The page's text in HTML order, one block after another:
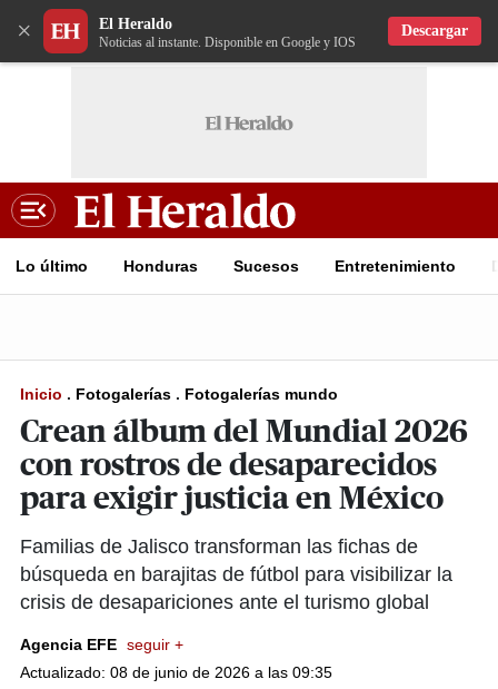
× El Heraldo
Noticias al instante. Disponible en Google y IOS
Descargar
Lo último Honduras Sucesos Entretenimiento
Inicio . Fotogalerías . Fotogalerías mundo
Crean álbum del Mundial 2026
con rostros de desaparecidos
para exigir justicia en México
Familias de Jalisco transforman las fichas de
búsqueda en barajitas de fútbol para visibilizar la
crisis de desapariciones ante el turismo global
Agencia EFE seguir +
Actualizado: 08 de junio de 2026 a las 09:35